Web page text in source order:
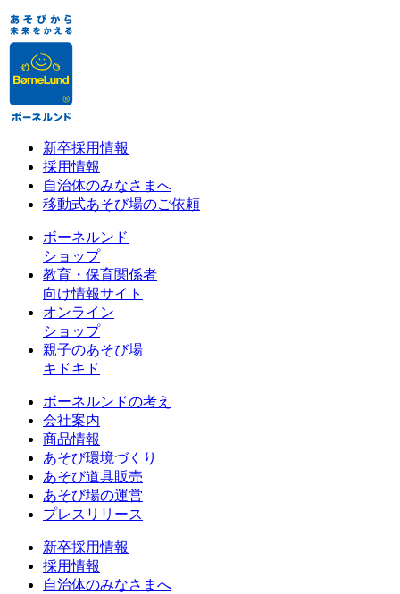
新卒採用情報
採用情報
自治体のみなさまへ
移動式あそび場のご依頼
ボーネルンド
ショップ
教育・保育関係者
向け情報サイト
オンライン
ショップ
親子のあそび場
キドキド
ボーネルンドの考え
会社案内
商品情報
あそび環境づくり
あそび道具販売
あそび場の運営
プレスリリース
新卒採用情報
採用情報
自治体のみなさまへ